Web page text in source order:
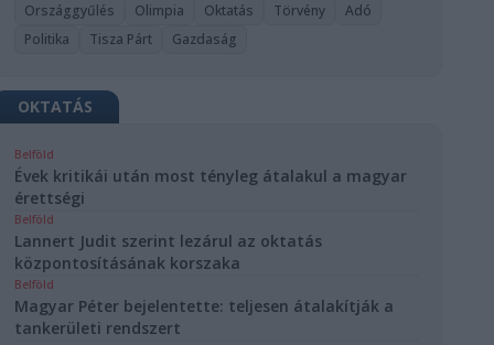
Országgyűlés
Olimpia Oktatás Törvény
Adó
Politika
Tisza Párt Gazdaság
OKTATÁS
Belföld
Évek kritikái után most tényleg átalakul a magyar
érettségi
Belföld
Lannert Judit szerint lezárul az oktatás
központosításának korszaka
Belföld
Magyar Péter bejelentette: teljesen átalakítják a
tankerületi rendszert